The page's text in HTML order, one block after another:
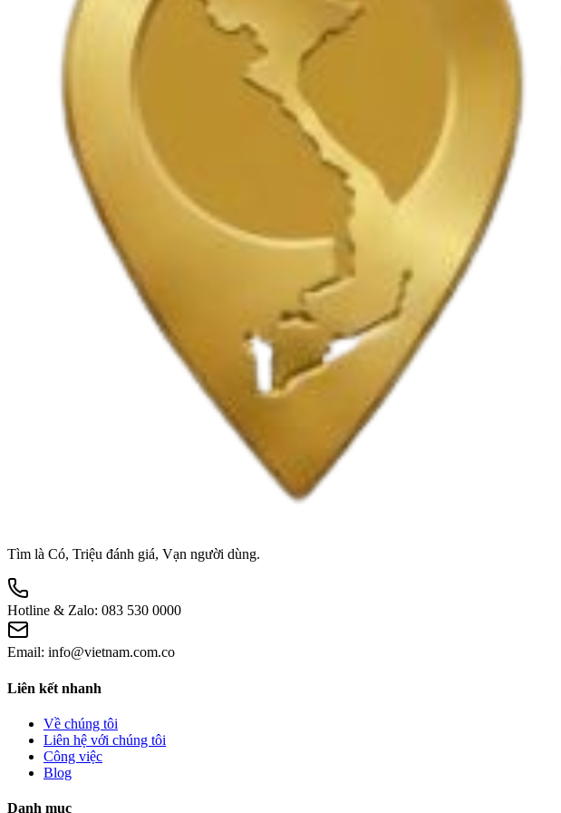
Tìm là Có, Triệu đánh giá, Vạn người dùng.
Hotline & Zalo: 083 530 0000
Email: info@vietnam.com.co
Liên kết nhanh
Về chúng tôi
Liên hệ với chúng tôi
Công việc
Blog
Danh mục